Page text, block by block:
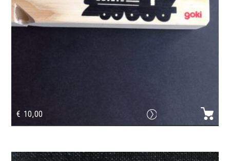
€ 10,00